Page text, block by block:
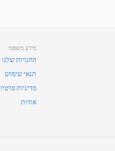
מידע משפטי
החנויות שלנו
תנאי שימוש
מדיניות
אודות